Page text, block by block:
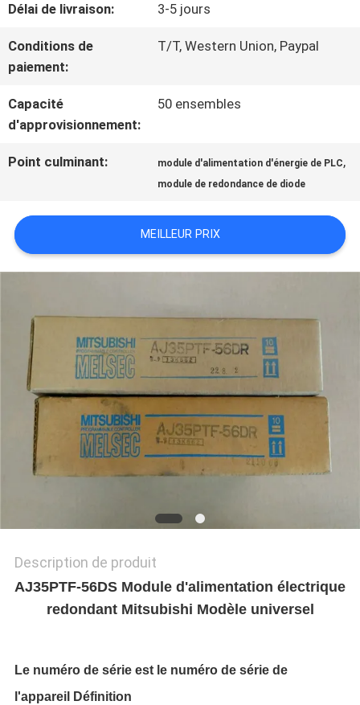
CONTRÔLE
DE
LA
QUALITÉ
CONTACT
NOUVELLES
TOUS
LES
CAS
DEMANDE
PLAN
SITE
Délai de livraison: 3-5 jours
Conditions de
paiement:
T/T, Western Union, Paypal
Capacité
d'approvisionnement:
50 ensembles
Point culminant: module d'alimentation d'énergie de PLC,
module de redondance de diode
MEILLEUR PRIX
Description de produit
AJ35PTF-56DS Module d'alimentation électrique
redondant Mitsubishi Modèle universel
Le numéro de série est le numéro de série de
l'appareil
Définition